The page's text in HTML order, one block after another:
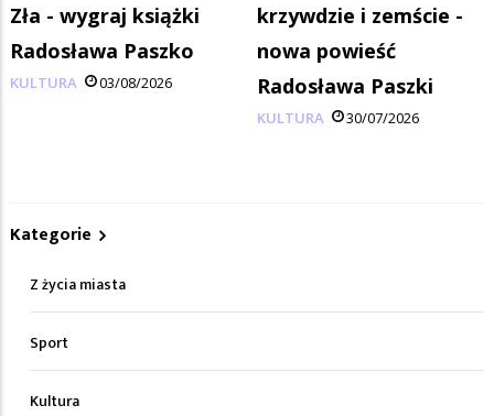
Zła - wygraj książki
Radosława Paszko
KULTURA 03/08/2026
krzywdzie i zemście -
nowa powieść
Radosława Paszki
KULTURA 30/07/2026
Kategorie
Z życia miasta
Sport
Kultura